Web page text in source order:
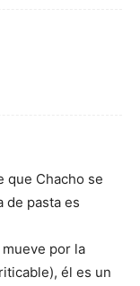
que Chacho se
de pasta es
por la
él es un